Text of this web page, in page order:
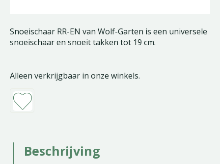
Snoeischaar RR-EN van Wolf-Garten is een universele
snoeischaar en snoeit takken tot 19 cm.
Alleen verkrijgbaar in onze winkels.
Beschrijving